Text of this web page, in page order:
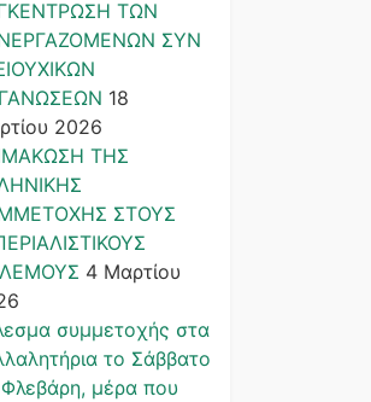
ΤΩΝ
ΣΥΝ
18
2026
ΤΗΣ
ΣΤΟΥΣ
4 Μαρτίου
συμμετοχής στα
το Σάββατο
μέρα που